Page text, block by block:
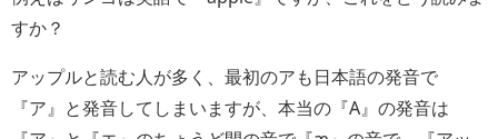
すか？
アップルと読む人が多く、最初のアも日本語の発音で
『ア』と発音してしまいますが、本当の『A』の発音は